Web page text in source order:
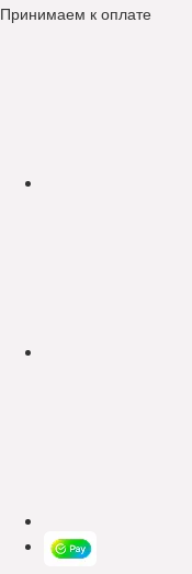
Принимаем к оплате